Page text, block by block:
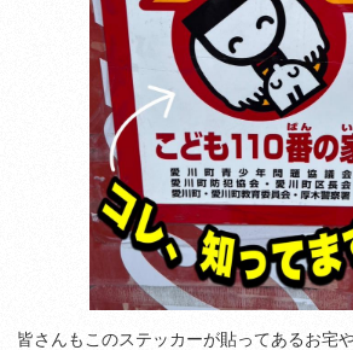
皆さんもこのステッカーが貼ってあるお宅